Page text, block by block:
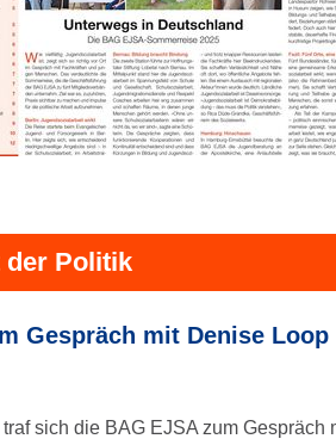
der Politik
Gespräch mit Denise
sich die BAG EJSA zum Gespräch